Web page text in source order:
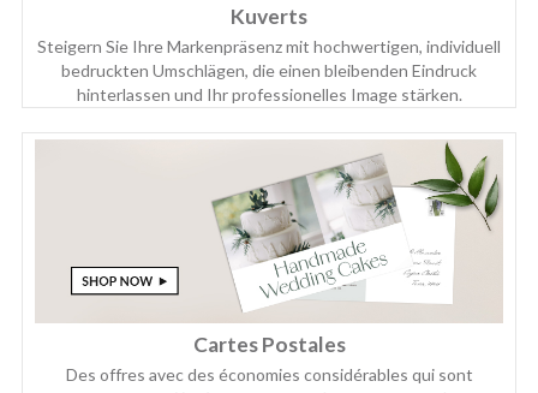
Kuverts
Steigern Sie Ihre Markenpräsenz mit hochwertigen, individuell
bedruckten Umschlägen, die einen bleibenden Eindruck
hinterlassen und Ihr professionelles Image stärken.
Cartes Postales
Des offres avec des économies considérables qui sont